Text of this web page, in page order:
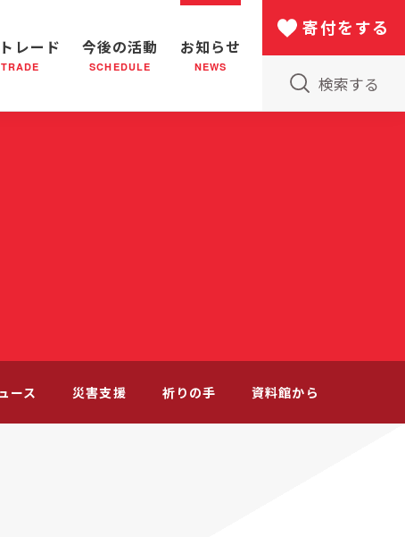
小隊(教会)のはたらき 日本における救世軍の130年
バザー 災害支援
物のご案内
レード 今後の活動
SCHEDULE
お知らせ
NEWS
検索する
寄付をする
ース 災害支援 祈りの手 資料館から